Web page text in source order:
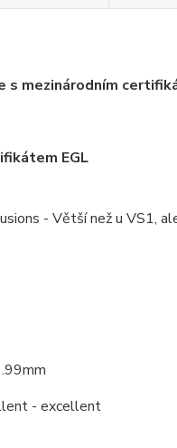
s mezinárodním
EGL
- Větší než u VS1,
- excellent